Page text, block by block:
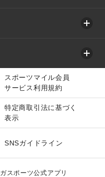
スポーツマイル会員
サービス利用規約
特定商取引法に基づく
表示
SNSガイドライン
スポーツ公式アプリ